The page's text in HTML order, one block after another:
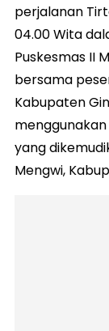
perjalanan
04.00 Wita
Puskesmas II
bersama
Kabupaten
menggunakan
yang
Mengwi,